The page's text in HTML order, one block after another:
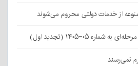
از خدمات دولتی محروم می‌شوند
۰۵-۱۴۰۵ (تجدید اول)
نمی‌رسند